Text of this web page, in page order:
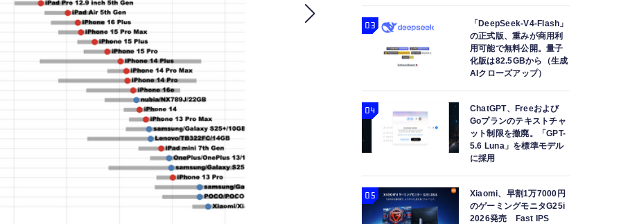
あなたのスマホでgpt-oss-20bは動く？
「DeepSeek-V4-Flash」
の正式版、重みが商用利
用可能で無料公開。量子
化版は82.5GBから（生成
AIクローズアップ）
ChatGPT、Freeおよび
Goプランのテキストチャ
ット制限を撤廃。「GPT-
5.6 Luna」を標準モデル
に採用
Xiaomi、早割1万7000円
のゲーミングモニタG25i
2026発売 Fast IPS